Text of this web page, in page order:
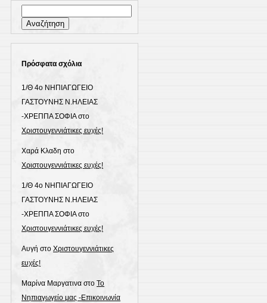
για:
Πρόσφατα σχόλια
1/Θ 4ο ΝΗΠΙΑΓΩΓΕΙΟ
ΓΑΣΤΟΥΝΗΣ Ν.ΗΛΕΙΑΣ
-ΧΡΕΠΠΑ ΣΟΦΙΑστο
Χριστουγεννιάτικες ευχές!
Χαρά Κλαδη στο
Χριστουγεννιάτικες ευχές!
1/Θ 4ο ΝΗΠΙΑΓΩΓΕΙΟ
ΓΑΣΤΟΥΝΗΣ Ν.ΗΛΕΙΑΣ
-ΧΡΕΠΠΑ ΣΟΦΙΑστο
Χριστουγεννιάτικες ευχές!
Αυγή στοΧριστουγεννιάτικες
ευχές!
Μαρίνα Μαργατινα στοTo
Νηπιαγωγείο μας -Επικοινωνία